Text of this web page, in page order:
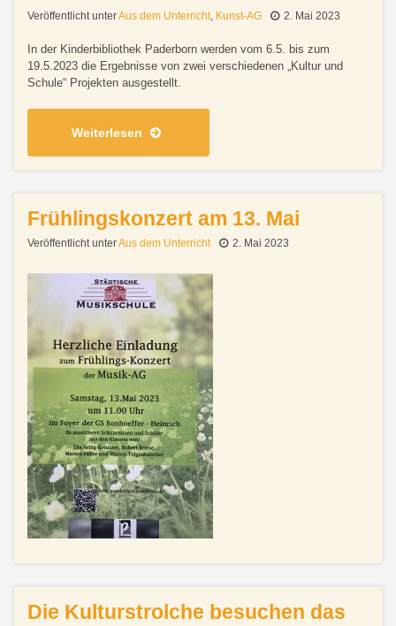
Veröffentlicht unterAus dem Unterricht, Kunst-AG 2. Mai 2023
In der Kinderbibliothek Paderborn werden vom 6.5. bis zum
19.5.2023 die Ergebnisse von zwei verschiedenen „Kultur und
Schule“ Projekten ausgestellt.
Weiterlesen
Frühlingskonzert am 13. Mai
Veröffentlicht unterAus dem Unterricht 2. Mai 2023
Die Kulturstrolche besuchen das